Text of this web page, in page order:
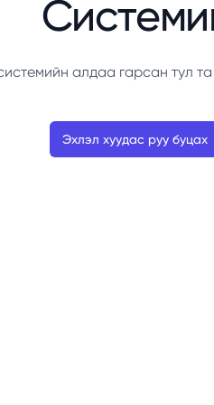
алдаа гарсан тул
Эхлэл хуудас руу буцах